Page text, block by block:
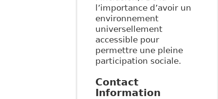
l’importance d’avoir un
environnement
universellement
accessible pour
permettre une pleine
participation sociale.
Contact
Information